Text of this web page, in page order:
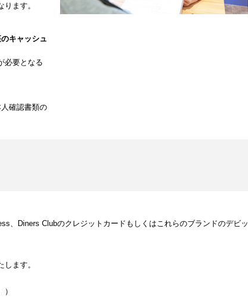
ます。
キャッシュ
必要となる
確認書類の
、Diners Clubのクレジットカードもしくはこれらのブランドのデビッ
ます。